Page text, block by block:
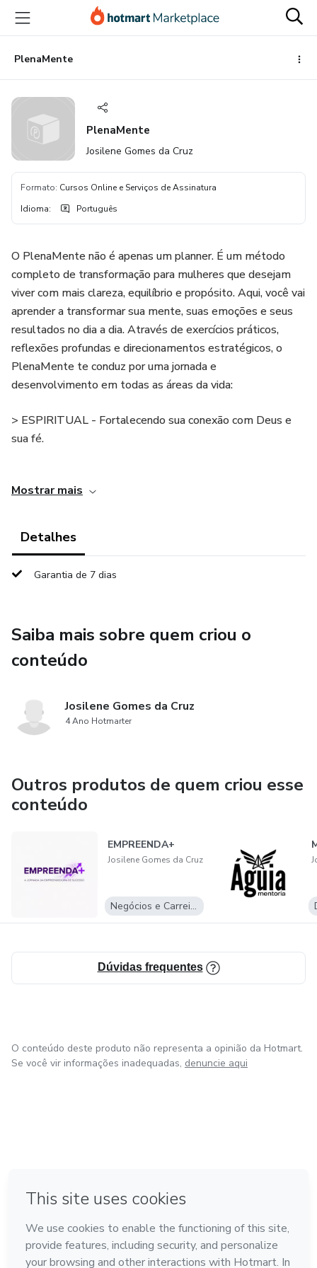
para
conteúdo
principal
para
pagamento
para
rodapé
PlenaMente
PlenaMente
Josilene Gomes da Cruz
Formato: Cursos Online e Serviços de Assinatura
Idioma: Português
O PlenaMente não é apenas um planner. É um método
completo de transformação para mulheres que desejam
viver com mais clareza, equilíbrio e propósito. Aqui, você vai
aprender a transformar sua mente, suas emoções e seus
resultados no dia a dia. Através de exercícios práticos,
reflexões profundas e direcionamentos estratégicos, o
PlenaMente te conduz por uma jornada e
desenvolvimento em todas as áreas da vida:
> ESPIRITUAL - Fortalecendo sua conexão com Deus e
sua fé.
e inteligência emocional.
clareza de propósito.
> PROFISSIONAL - Organizando sua rotina, suas finanças e
Mostrar mais
Detalhes
Garantia de 7 dias
Saiba mais sobre quem criou o
conteúdo
Josilene Gomes da Cruz
4 Ano Hotmarter
Outros produtos de quem criou esse
conteúdo
EMPREENDA+
Josilene Gomes da Cruz
Negócios e Carreira
Dúvidas frequentes
O conteúdo deste produto não representa a opinião da Hotmart.
Se você vir informações inadequadas, denuncie aqui
Feito com ❤ na Cidade do México